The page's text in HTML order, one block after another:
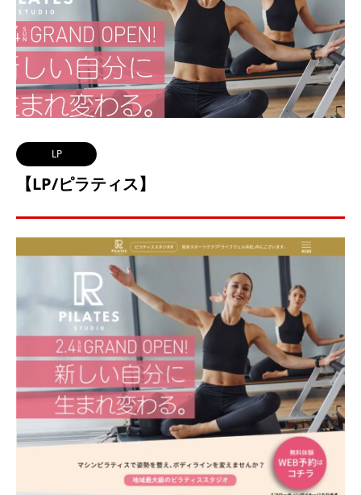
LP
【LP/ピラティス】